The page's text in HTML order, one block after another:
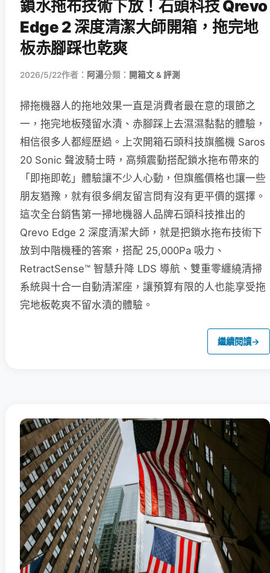
鎖水拖布技術下放！石頭科技 Qrevo
Edge 2 深度清潔大師開箱，拖完地
板赤腳踩也乾爽
2026/5/22作者： 阿湯分類： 開箱文 & 評測
掃拖機器人的拖地效果一直是消費者最在意的環節之
一，拖完地板殘留水漬、赤腳踩上去濕濕黏黏的體驗，
相信很多人都經歷過。上次開箱石頭科技旗艦機 Saros
20 Sonic 聲波騎士時，高頻震動搭配鎖水拖布帶來的
「即拖即乾」體驗讓不少人心動，但旗艦價格也讓一些
朋友猶豫，就有很多網友留言問有沒有更平價的選擇。
這次全台銷售第一掃地機器人品牌石頭科技推出的
Qrevo Edge 2 深度清潔大師，就是把鎖水拖布技術下
放到中階機種的答案，搭配 25,000Pa 吸力、
RetractSense™ 智慧升降 LDS 導航、雙重零纏繞清掃
系統與十合一自動清潔座，讓預算有限的人也能享受拖
完地板乾爽不留水漬的體驗。
繼續閱讀→